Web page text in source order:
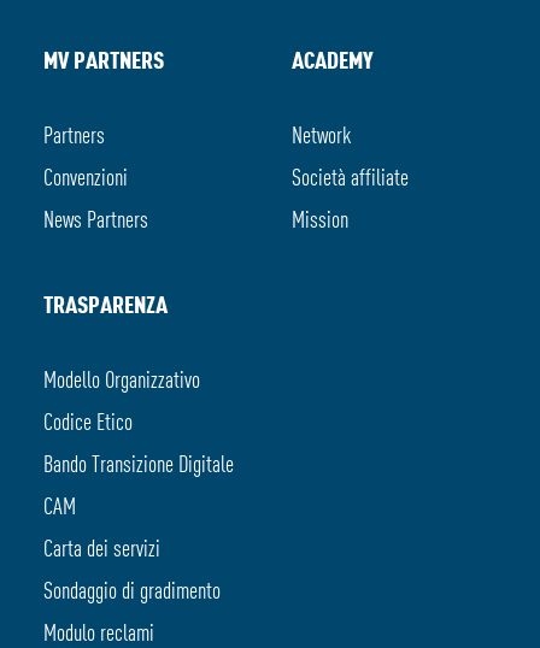
MV PARTNERS
Partners
Convenzioni
News Partners
ACADEMY
Network
Società affiliate
Mission
TRASPARENZA
Modello Organizzativo
Codice Etico
Bando Transizione Digitale
CAM
Carta dei servizi
Sondaggio di gradimento
Modulo reclami